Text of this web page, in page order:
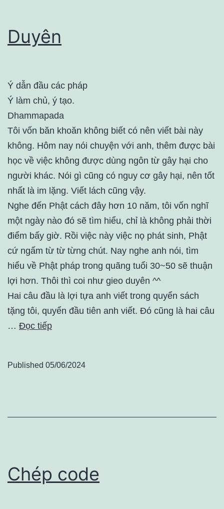
Duyên
Ý dẫn đầu các pháp
Ý làm chủ, ý tạo.
Dhammapada
Tôi vốn băn khoăn không biết có nên viết bài này
không. Hôm nay nói chuyện với anh, thêm được bài
học về việc không được dùng ngôn từ gây hại cho
người khác. Nói gì cũng có nguy cơ gây hại, nên tốt
nhất là im lặng. Viết lách cũng vậy.
Nghe đến Phật cách đây hơn 10 năm, tôi vốn nghĩ
một ngày nào đó sẽ tìm hiểu, chỉ là không phải thời
điểm bấy giờ. Rồi việc này việc nọ phát sinh, Phật
cứ ngấm từ từ từng chút. Nay nghe anh nói, tìm
hiểu về Phật pháp trong quãng tuổi 30~50 sẽ thuận
lợi hơn. Thôi thì coi như gieo duyên ^^
Hai câu đầu là lợi tựa anh viết trong quyển sách
tặng tôi, quyển đầu tiên anh viết. Đó cũng là hai câu
… Đọc tiếp
Published 05/06/2024
Chép code